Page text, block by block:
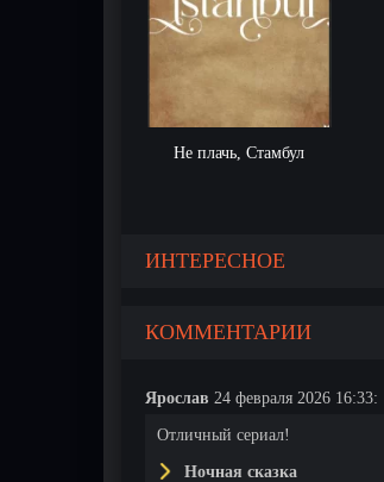
Не плачь, Стамбул
ИНТЕРЕСНОЕ
КОММЕНТАРИИ
Ярослав 24 февраля 2026 16:33:
Отличный сериал!
Ночная сказка